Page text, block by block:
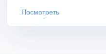
Посмотреть